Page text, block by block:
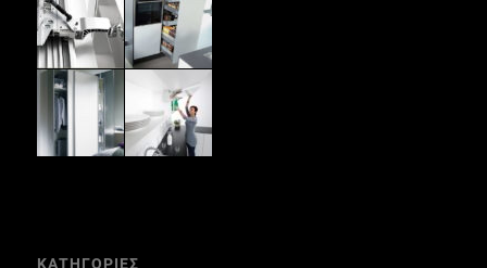
ΚΑΤΗΓΟΡΙΕΣ